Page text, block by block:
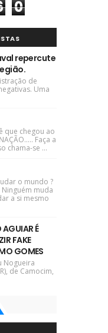
0
repercute
de
Uma
que chegou ao
Faça a
chama-se ...
o mundo ?
muda
a si mesmo
É
FAKE
GOMES
Nogueira
de Camocim,